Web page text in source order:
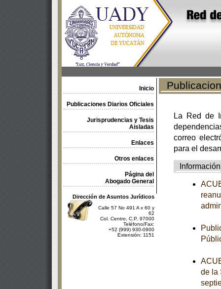
Inicio
Publicaciones Diarios Oficiales
Jurisprudencias y Tesis
Aisladas
Enlaces
Otros enlaces
Página del
Abogado General
Dirección de Asuntos Jurídicos
Calle 57 No 491 A x 60 y
62
Col. Centro, C.P. 97000
Teléfono/Fax:
+52 (999) 930-0900
Extensión: 1151
La Red de
correo
para el
Información
de la